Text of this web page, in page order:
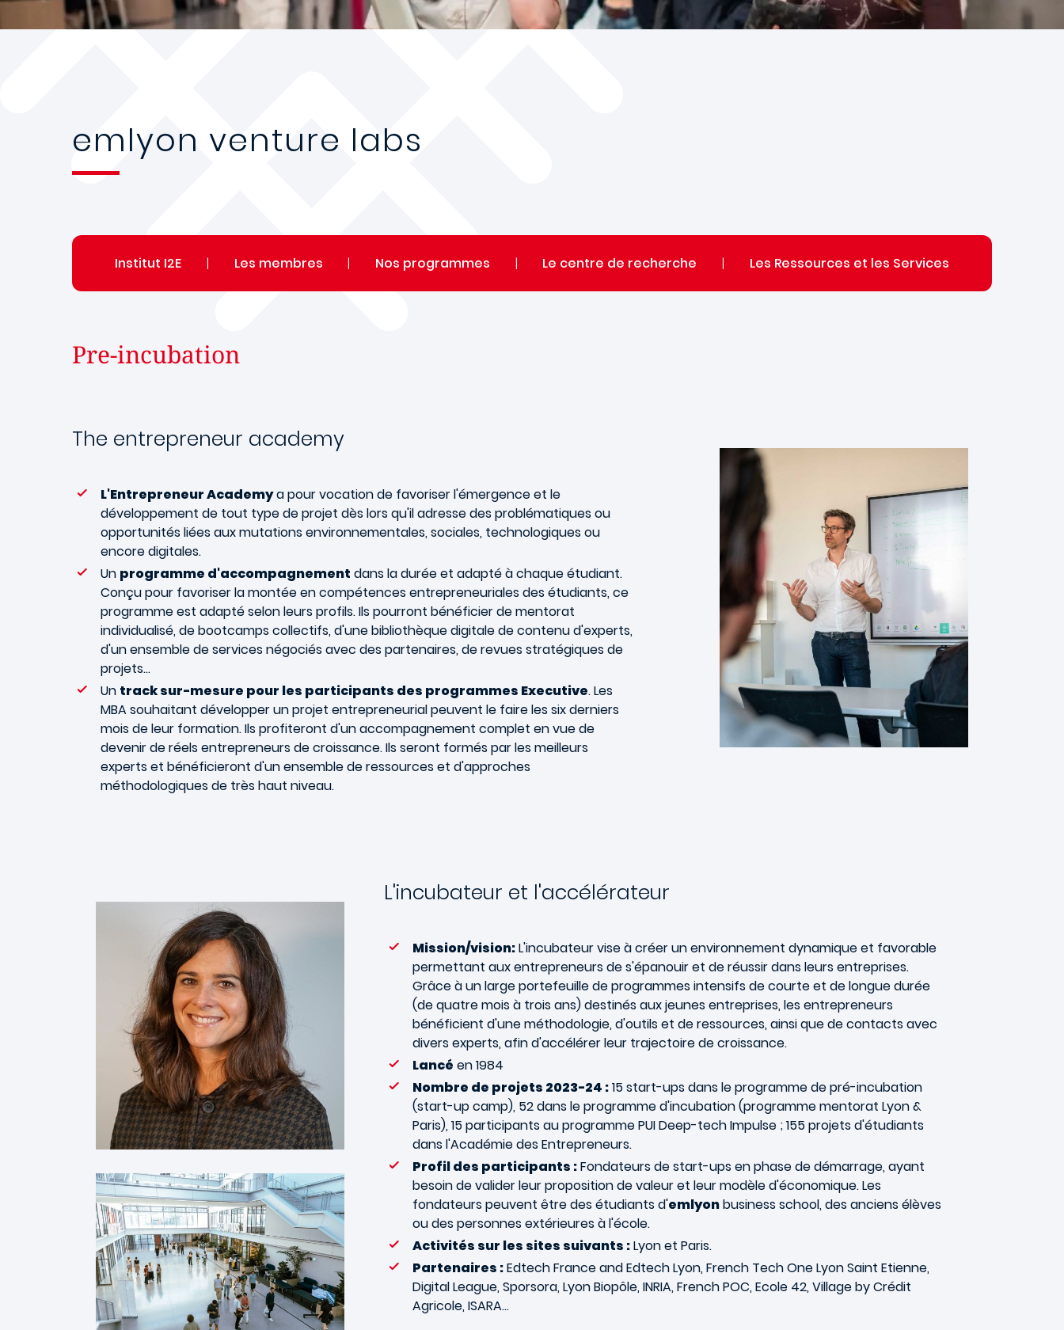
emlyon venture labs
Institut I2E | Les membres | Nos programmes | Le centre de recherche | Les Ressources et les Services​
Pre-incubation
The entrepreneur academy
L'Entrepreneur Academya pour vocation de favoriser l'émergence et le
développement de tout type de projet dès lors qu'il adresse des problématiques ou
opportunités liées aux mutations environnementales, sociales, technologiques ou
encore digitales.
Un programme d'accompagnement dans la durée et adapté à chaque étudiant.
Conçu pour favoriser la montée en compétences entrepreneuriales des étudiants, ce
programme est adapté selon leurs profils. Ils pourront bénéficier de mentorat
individualisé, de bootcamps collectifs, d'une bibliothèque digitale de contenu d'experts,
d'un ensemble de services négociés avec des partenaires, de revues stratégiques de
projets...
Un track sur-mesure pour les participants des programmes Executive. Les
MBA souhaitant développer un projet entrepreneurial peuvent le faire les six derniers
mois de leur formation. Ils profiteront d'un accompagnement complet en vue de
devenir de réels entrepreneurs de croissance. Ils seront formés par les meilleurs
experts et bénéficieront d'un ensemble de ressources et d'approches
méthodologiques de très haut niveau.
L'incubateur et l'accélérateur
Mission/vision:L'incubateur vise à créer un environnement dynamique et favorable
permettant aux entrepreneurs de s'épanouir et de réussir dans leurs entreprises.
Grâce à un large portefeuille de programmes intensifs de courte et de longue durée
(de quatre mois à trois ans) destinés aux jeunes entreprises, les entrepreneurs
bénéficient d'une méthodologie, d'outils et de ressources, ainsi que de contacts avec
divers experts, afin d'accélérer leur trajectoire de croissance.
Lancé en 1984
Nombre de projets 2023-24 :15 start-ups dans le programme de pré-incubation
(start-up camp), 52 dans le programme d'incubation (programme mentorat Lyon &
Paris), 15 participants au programme PUI Deep-tech Impulse ; 155 projets d'étudiants
dans l'Académie des Entrepreneurs.
Profil des participants :Fondateurs de start-ups en phase de démarrage, ayant
besoin de valider leur proposition de valeur et leur modèle d'économique. Les
fondateurs peuvent être des étudiants d'emlyonbusiness school, des anciens élèves
ou des personnes extérieures à l'école.
Activités sur les sites suivants :Lyon et Paris.
Partenaires :Edtech France and Edtech Lyon, French Tech One Lyon Saint Etienne,
Digital League, Sporsora, Lyon Biopôle, INRIA, French POC, Ecole 42, Village by Crédit
Agricole, ISARA…